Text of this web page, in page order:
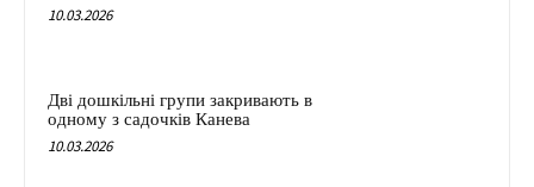
10.03.2026
Дві дошкільні групи закривають в
одному з садочків Канева
10.03.2026